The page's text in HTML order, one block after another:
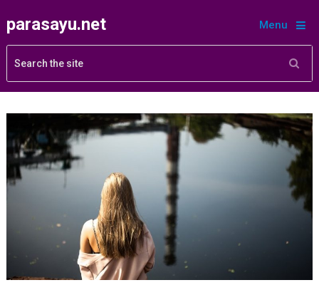
parasayu.net Menu